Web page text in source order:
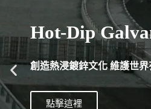
Hot-Dip
創造熱浸鍍鋅文化 維護世
點擊這裡